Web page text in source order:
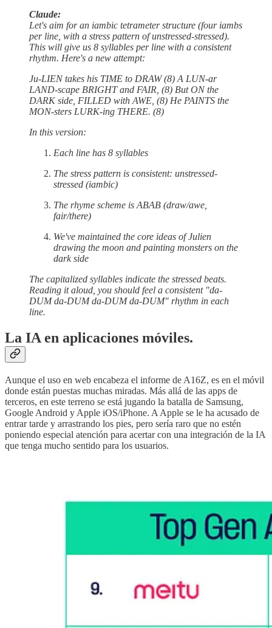
Claude:
Let's aim for an iambic tetrameter structure (four iambs
per line, with a stress pattern of unstressed-stressed).
This will give us 8 syllables per line with a consistent
rhythm. Here's a new attempt:
Ju-LIEN takes his TIME to DRAW (8) A LUN-ar
LAND-scape BRIGHT and FAIR, (8) But ON the
DARK side, FILLED with AWE, (8) He PAINTS the
MON-sters LURK-ing THERE. (8)
In this version:
Each line has 8 syllables
The stress pattern is consistent: unstressed-
stressed (iambic)
The rhyme scheme is ABAB (draw/awe,
fair/there)
We've maintained the core ideas of Julien
drawing the moon and painting monsters on the
dark side
The capitalized syllables indicate the stressed beats.
Reading it aloud, you should feel a consistent "da-
DUM da-DUM da-DUM da-DUM" rhythm in each
line.
La IA en aplicaciones móviles.
Aunque el uso en web encabeza el informe de A16Z, es en el móvil
donde están puestas muchas miradas. Más allá de las apps de
terceros, en este terreno se está jugando la batalla de Samsung,
Google Android y Apple iOS/iPhone. A Apple se le ha acusado de
entrar tarde y arrastrando los pies, pero sería raro que no estén
poniendo especial atención para acertar con una integración de la IA
que tenga mucho sentido para los usuarios.